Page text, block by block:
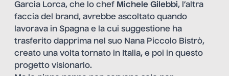
Garcia Lorca, che lo chef Michele Gilebbi, l’altra
faccia del brand, avrebbe ascoltato quando
lavorava in Spagna e la cui suggestione ha
trasferito dapprima nel suo Nana Piccolo Bistrò,
creato una volta tornato in Italia, e poi in questo
progetto visionario.